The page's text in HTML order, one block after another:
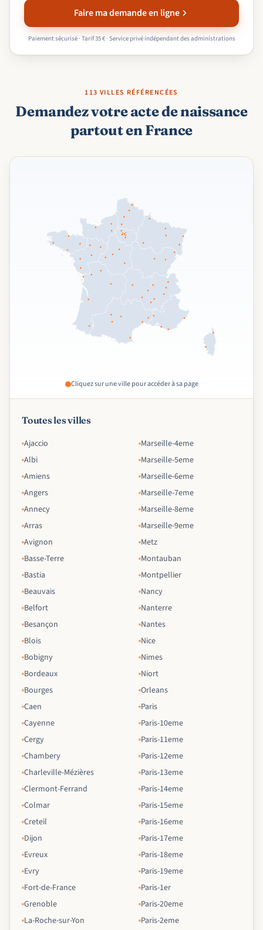
Faire ma demande en ligne
Paiement sécurisé · Tarif 35 € · Service privé indépendant des administrations
113 VILLES RÉFÉRENCÉES
Demandez votre acte de naissance
partout en France
Cliquez sur une ville pour accéder à sa page
Toutes les villes
Ajaccio
Albi
Amiens
Angers
Annecy
Arras
Avignon
Basse-Terre
Bastia
Beauvais
Belfort
Besançon
Blois
Bobigny
Bordeaux
Bourges
Caen
Cayenne
Cergy
Chambery
Charleville-Mézières
Clermont-Ferrand
Colmar
Creteil
Dijon
Evreux
Evry
Fort-de-France
Grenoble
La-Roche-sur-Yon
Marseille-4eme
Marseille-5eme
Marseille-6eme
Marseille-7eme
Marseille-8eme
Marseille-9eme
Metz
Montauban
Montpellier
Nancy
Nanterre
Nantes
Nice
Nimes
Niort
Orleans
Paris
Paris-10eme
Paris-11eme
Paris-12eme
Paris-13eme
Paris-14eme
Paris-15eme
Paris-16eme
Paris-17eme
Paris-18eme
Paris-19eme
Paris-1er
Paris-20eme
Paris-2eme